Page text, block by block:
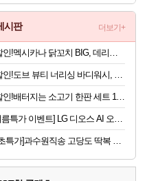
시판 더보기+
[시즌초특가]과수원직송 고당도 딱복 차돌복숭아, 1박스, 2kg